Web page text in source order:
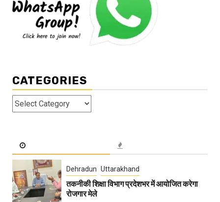
CATEGORIES
Categories
Dehradun Uttarakhand
तकनीकी शिक्षा विभाग प्रदेशभर में आयोजित करेगा
रोजगार मेले